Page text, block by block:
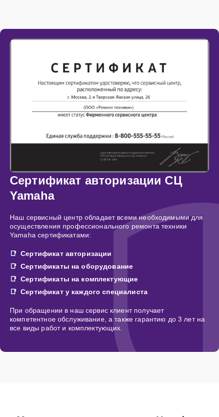
Сертификат авторизации СЦ
Yamaha
Наш сервисный центр обладает всеми необходимыми для
осуществления профессионального ремонта техники
Yamaha сертификатами:
Сертификат авторизации
Сертификаты на оборудование
Сертификаты на комплектующие
Сертификат у каждого специалиста
При обращении в наш сервис клиент получает
компетентное обслуживание, а также гарантию до 3 лет на
все виды работ и комплектующих.